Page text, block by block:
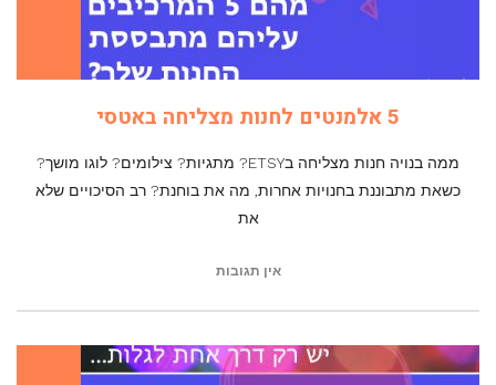
5 אלמנטים לחנות מצליחה באטסי
ממה בנויה חנות מצליחה בETSY? מתגיות? צילומים? לוגו מושך?
כשאת מתבוננת בחנויות אחרות, מה את בוחנת? רב הסיכויים שלא
את
אין תגובות